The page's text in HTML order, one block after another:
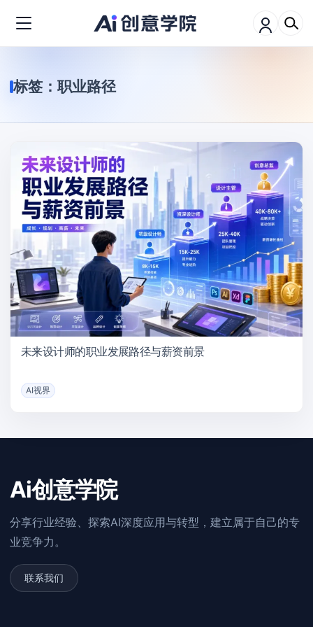
标签： 职业路径
未来设计师的职业发展路径与薪资前景
AI视界
Ai创意学院
分享行业经验、探索AI深度应用与转型，建立属于自己的专
业竞争力。
联系我们